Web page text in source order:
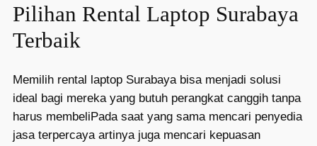
Pilihan Rental Laptop Surabaya
Terbaik
Memilih rental laptop Surabaya bisa menjadi solusi
ideal bagi mereka yang butuh perangkat canggih tanpa
harus membeliPada saat yang sama mencari penyedia
jasa terpercaya artinya juga mencari kepuasan